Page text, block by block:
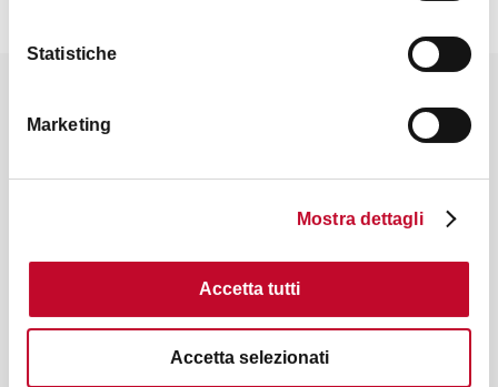
Statistiche
Marketing
Mostra dettagli
Accetta tutti
Accetta selezionati
€ 7
Quaderno A5 è Bologna